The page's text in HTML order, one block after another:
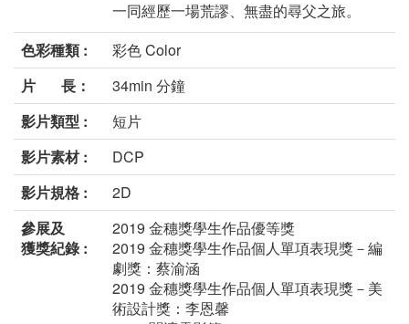
一同經歷一場荒謬、無盡的尋父之旅。
色彩種類 :
彩色 Color
片 長：
34min 分鐘
影片類型 :
短片
影片素材 :
DCP
影片規格 :
2D
參展及
獲獎紀錄 :
2019 金穗獎學生作品優等獎
2019 金穗獎學生作品個人單項表現獎－編
劇獎：蔡渝涵
2019 金穗獎學生作品個人單項表現獎－美
術設計獎：李恩馨